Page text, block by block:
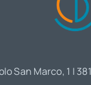
San Marco, 1 |